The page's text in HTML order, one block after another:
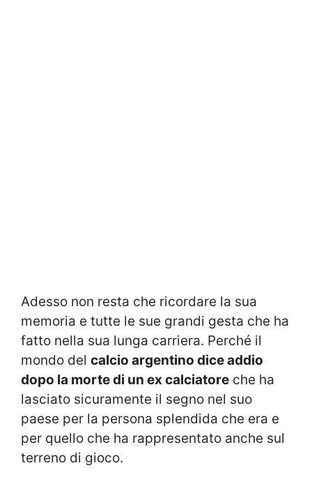
Adesso non resta che ricordare la sua
memoria e tutte le sue grandi gesta che ha
fatto nella sua lunga carriera. Perché il
mondo del calcio argentino dice addio
dopo la morte di un ex calciatore che ha
lasciato sicuramente il segno nel suo
paese per la persona splendida che era e
per quello che ha rappresentato anche sul
terreno di gioco.